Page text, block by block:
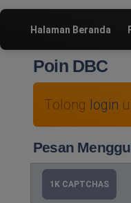
Halaman Beranda
Poin DBC
Tolong login
Pesan
1K CAPTCHAS